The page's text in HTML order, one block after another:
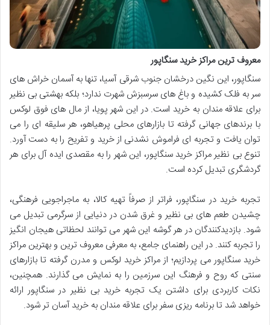
معروف ترین مراکز خرید سنگاپور
سنگاپور، این نگین درخشان جنوب شرقی آسیا، تنها به آسمان خراش های
سر به فلک کشیده و باغ های سرسبزش شهرت ندارد؛ بلکه بهشتی بی نظیر
برای علاقه مندان به خرید است. در این شهر پویا، از مال های فوق لوکس
با برندهای جهانی گرفته تا بازارهای محلی پرهیاهو، هر سلیقه ای را می
توان یافت و تجربه ای فراموش نشدنی از خرید و تفریح را به دست آورد.
تنوع بی نظیر مراکز خرید سنگاپور، این شهر را به مقصدی ایده آل برای هر
گردشگری تبدیل کرده است.
تجربه خرید در سنگاپور، فراتر از صرفاً تهیه کالا، به ماجراجویی فرهنگی،
چشیدن طعم های بی نظیر و غرق شدن در دنیایی از سرگرمی تبدیل می
شود. بازدیدکنندگان در هر گوشه این شهر می توانند لحظاتی هیجان انگیز
را تجربه کنند. در این راهنمای جامع، به معرفی معروف ترین و بهترین مراکز
خرید سنگاپور می پردازیم؛ از مراکز خرید لوکس و مدرن گرفته تا بازارهای
سنتی که روح و فرهنگ این سرزمین را به نمایش می گذارند. همچنین،
نکات کاربردی برای داشتن یک تجربه خرید بی نظیر در سنگاپور ارائه
خواهد شد تا برنامه ریزی سفر برای علاقه مندان به خرید آسان تر شود.